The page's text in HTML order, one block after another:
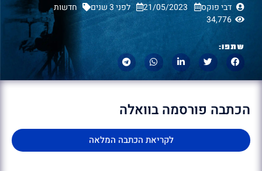
דבי פוקס 21/05/2023 לפני 3 שנים
חדשות
34,776
שתפו:
הכתבה פורסמה בוואלה
לקריאת הכתבה המלאה